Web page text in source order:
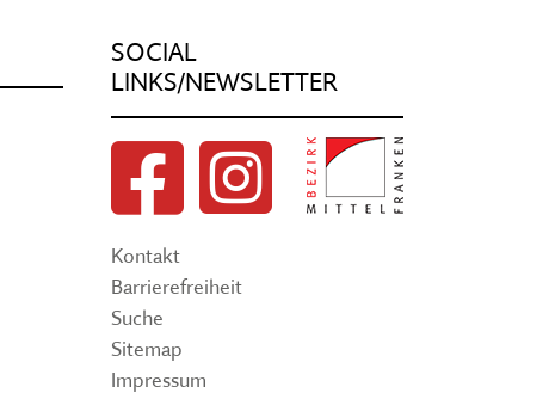
SOCIAL
LINKS/NEWSLETTER
Kontakt
Barrierefreiheit
Suche
Sitemap
Impressum